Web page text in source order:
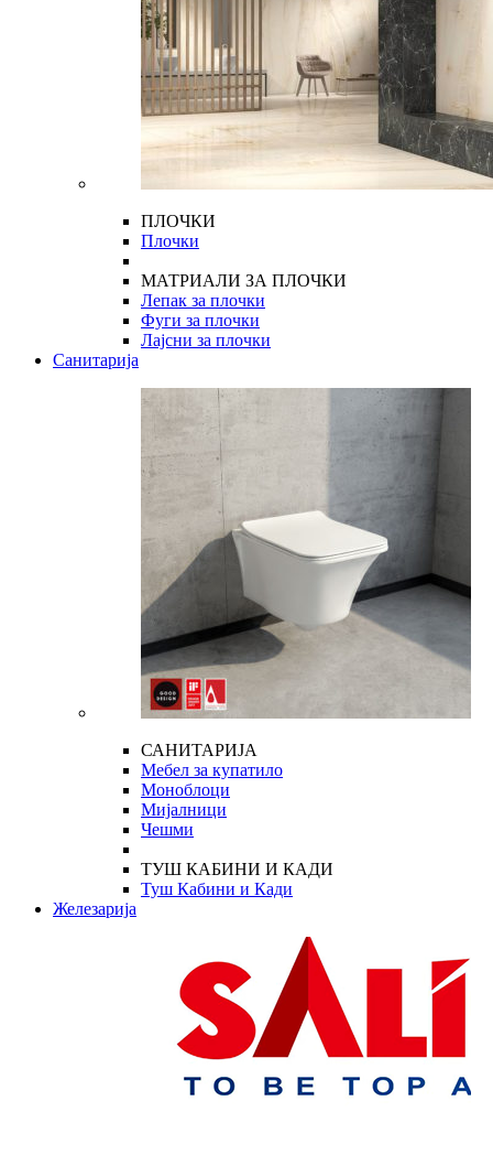
ПЛОЧКИ
Плочки
МАТРИАЛИ ЗА ПЛОЧКИ
Лепак за плочки
Фуги за плочки
Лајсни за плочки
Санитарија
САНИТАРИЈА
Мебел за купатило
Моноблоци
Мијалници
Чешми
ТУШ КАБИНИ И КАДИ
Туш Кабини и Кади
Железарија